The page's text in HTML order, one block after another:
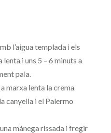
l’aigua templada i els
i uns 5 – 6 minuts a
pala.
marxa lenta la crema
canyella i el Palermo
mànega rissada i fregir